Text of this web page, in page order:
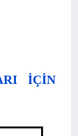
İÇİN